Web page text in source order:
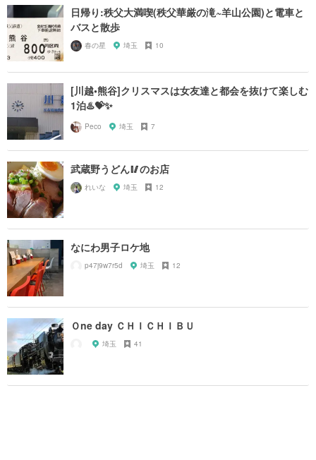
日帰り:秩父大満喫(秩父華厳の滝~羊山公園)と電車と
バスと散歩
春の星 埼玉 10
[川越•熊谷]クリスマスは女友達と都会を抜けて楽しむ
1泊♨️💝✨
Peco 埼玉 7
武蔵野うどん🥢のお店
れいな 埼玉 12
なにわ男子ロケ地
p47j9w7r5d 埼玉 12
Ｏne day ＣＨＩＣＨＩＢＵ
埼玉 41